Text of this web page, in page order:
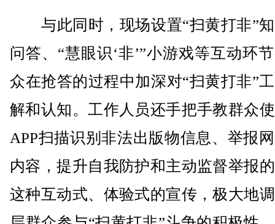
与此同时，现场设置“扫黄打非”
问答、“慧眼识‘非’”小游戏等互动环
众在抢答的过程中加深对“扫黄打非”
解和认知。工作人员还手把手教群众
APP扫描识别非法出版物信息、举报
内容，提升自我防护和主动监督举报
这种互动式、体验式的宣传，极大地